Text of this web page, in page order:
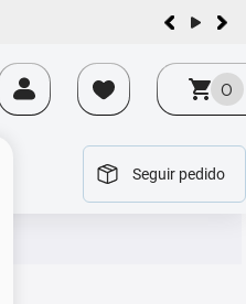
0
Seguir pedido